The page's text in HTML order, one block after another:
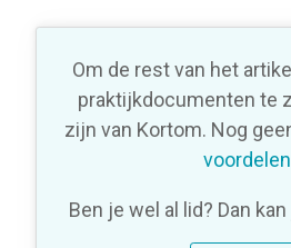
Om de rest van het
praktijkdocumenten te
zijn van Kortom. Nog
voordelen
Ben je wel al lid? Dan